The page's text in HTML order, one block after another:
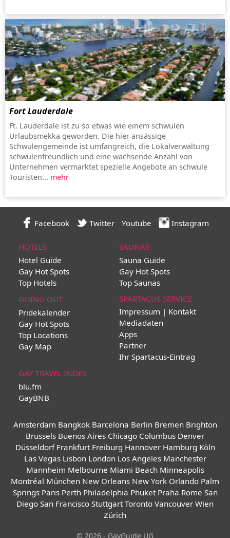
Fort Lauderdale
Ft. Lauderdale ist zu so etwas wie einem schwulen
Urlaubsmekka geworden. Die hier ansässige
Schwulengemeinde ist umfangreich, die Lokalverwaltung
schwulenfreundlich und eine wachsende Anzahl von
Unternehmen vermarktet spezielle Angebote an schwule
Touristen... mehr
Facebook Twitter Youtube Instagram
HOTELS
Hotel Guide
Gay Hot Spots
Top Hotels
SAUNAS
Sauna Guide
Gay Hot Spots
Top Saunas
GOING OUT
Pridekalender
Gay Hot Spots
Top Locations
Gay Map
SPARTACUS SERVICE
Impressum | Kontakt
Mediadaten
Apps
Partner
Ihr Spartacus-Eintrag
GAY TRAVEL INDEX
blu.fm
GayBNB
Amsterdam Bangkok Barcelona Berlin Bremen Brighton
Brussels Buenos Aires Chicago Columbus Denver
Düsseldorf Frankfurt Freiburg Hannover Hamburg Köln
Las Vegas Lisbon London Los Angeles Manchester
Mannheim Melbourne Miami Beach Minneapolis
Montréal München New Orleans New York Orlando Palm
Springs Paris Perth Philadelphia Phuket Praha Rome San
Diego San Francisco Stuttgart Toronto Vancouver Wien
Zürich
© 2026 - GayGuide UG